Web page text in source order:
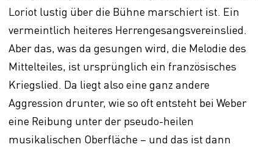
Loriot lustig über die Bühne marschiert ist. Ein
vermeintlich heiteres Herrengesangsvereinslied.
Aber das, was da gesungen wird, die Melodie des
Mittelteiles, ist ursprünglich ein französisches
Kriegslied. Da liegt also eine ganz andere
Aggression drunter, wie so oft entsteht bei Weber
eine Reibung unter der pseudo-heilen
musikalischen Oberfläche – und das ist dann